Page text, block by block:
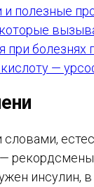
и полезные
при болезнях
—
инсулин,